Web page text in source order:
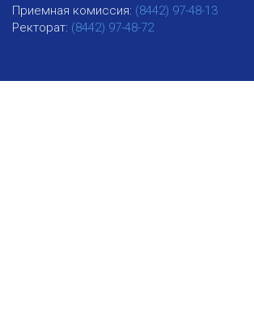
Приемная комиссия: (8442) 97-48-13
Ректорат: (8442) 97-48-72